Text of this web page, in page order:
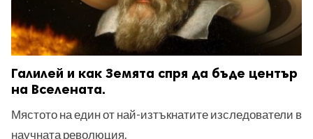
Галилей и как Земята спря да бъде център
на Вселената.
Мястото на един от най-изтъкнатите изследователи в
научната революция.